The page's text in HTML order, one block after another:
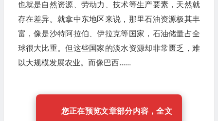
也就是自然资源、劳动力、技术等生产要素，天然就
存在差异。就拿中东地区来说，那里石油资源极其丰
富，像是沙特阿拉伯、伊拉克等国家，石油储量占全
球很大比重。但这些国家的淡水资源却非常匮乏，难
以大规模发展农业。而像巴西......
您正在预览文章部分内容，全文